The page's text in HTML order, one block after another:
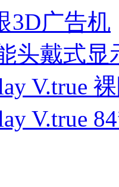
3D广告机
头戴式显
V.true
V.true